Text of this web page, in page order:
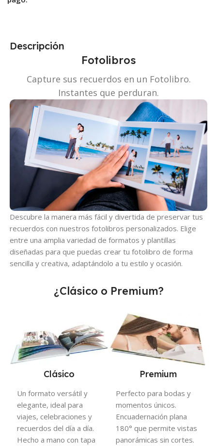
Descripción
Fotolibros
Capture sus recuerdos en un Fotolibro.
Instantes que perduran.
Descubre la manera más fácil y divertida de preservar tus
recuerdos con nuestros fotolibros personalizados. Elige
entre una amplia variedad de formatos y plantillas
diseñadas para que puedas crear tu fotolibro de forma
sencilla y creativa, adaptándolo a tu estilo y ocasión.
¿Clásico o Premium?
Clásico
Un formato versátil y
elegante, ideal para
viajes, celebraciones y
recuerdos del día a día.
Hecho a mano con tapa
Premium
Perfecto para bodas y
momentos únicos.
Encuadernación plana
180° que permite vistas
panorámicas sin cortes.